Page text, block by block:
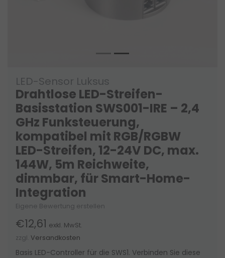
LED-Sensor Luksus
Drahtlose LED-Streifen-
Basisstation SWS001-IRE – 2,4
GHz Funksteuerung,
kompatibel mit RGB/RGBW
LED-Streifen, 12-24V DC, max.
144W, 5m Reichweite,
dimmbar, für Smart-Home-
Integration
Eigene Bewertung erstellen
€12,61 exkl. MwSt.
zzgl. Versandkosten
Basis LED-Controller für die SWS1. Verbinden Sie diese